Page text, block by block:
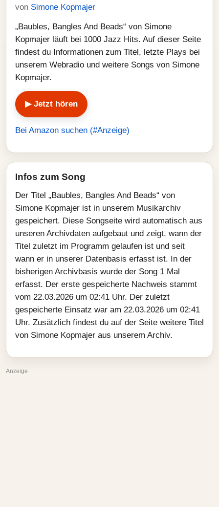
von Simone Kopmajer
„Baubles, Bangles And Beads“ von Simone
Kopmajer läuft bei 1000 Jazz Hits. Auf dieser Seite
findest du Informationen zum Titel, letzte Plays bei
unserem Webradio und weitere Songs von Simone
Kopmajer.
▶ Jetzt hören
Bei Amazon suchen (#Anzeige)
Infos zum Song
Der Titel „Baubles, Bangles And Beads“ von
Simone Kopmajer ist in unserem Musikarchiv
gespeichert. Diese Songseite wird automatisch aus
unseren Archivdaten aufgebaut und zeigt, wann der
Titel zuletzt im Programm gelaufen ist und seit
wann er in unserer Datenbasis erfasst ist. In der
bisherigen Archivbasis wurde der Song 1 Mal
erfasst. Der erste gespeicherte Nachweis stammt
vom 22.03.2026 um 02:41 Uhr. Der zuletzt
gespeicherte Einsatz war am 22.03.2026 um 02:41
Uhr. Zusätzlich findest du auf der Seite weitere Titel
von Simone Kopmajer aus unserem Archiv.
Anzeige